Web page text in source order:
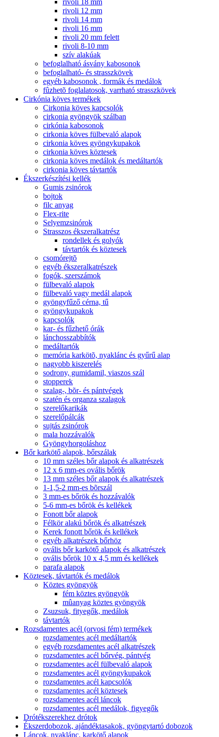
rivoli 18 mm
rivoli 12 mm
rivoli 14 mm
rivoli 16 mm
rivoli 20 mm felett
rivoli 8-10 mm
szív alakúak
befoglalható ásvány kabosonok
befoglalható- és strasszkövek
egyéb kabosonok , formák és medálok
fûzhetõ foglalatosok, varrható strasszkövek
Cirkónia köves termékek
Cirkonia köves kapcsolók
cirkonia gyöngyök szálban
cirkónia kabosonok
cirkonia köves fülbevaló alapok
cirkonia köves gyöngykupakok
cirkonia köves köztesek
cirkonia köves medálok és medáltartók
cirkonia köves távtartók
Ékszerkészítési kellék
Gumis zsinórok
bojtok
filc anyag
Flex-rite
Selyemzsinórok
Strasszos ékszeralkatrész
rondellek és golyók
távtartók és köztesek
csomórejtõ
egyéb ékszeralkatrészek
fogók, szerszámok
fülbevaló alapok
fülbevaló vagy medál alapok
gyöngyfűző cérna, tű
gyöngykupakok
kapcsolók
kar- és fűzhető órák
lánchosszabbítók
medáltartók
memória karkötõ, nyaklánc és gyűrű alap
nagyobb kiszerelés
sodrony, gumidamil, viaszos szál
stopperek
szalag-, bõr- és pántvégek
szatén és organza szalagok
szerelőkarikák
szerelőpálcák
sujtás zsinórok
mala hozzávalók
Gyöngyhorgoláshoz
Bőr karkötő alapok, bőrszálak
10 mm széles bőr alapok és alkatrészek
12 x 6 mm-es ovális bőrök
13 mm széles bőr alapok és alkatrészek
1-1,5-2 mm-es bõrszál
3 mm-es bőrök és hozzávalók
5-6 mm-es bőrök és kellékek
Fonott bőr alapok
Félkör alakú bőrök és alkatrészek
Kerek fonott bőrök és kellékek
egyéb alkatrészek bőrhöz
ovális bőr karkötő alapok és alkatrészek
ovális bőrök 10 x 4,5 mm és kellékek
parafa alapok
Köztesek, távtartók és medálok
Köztes gyöngyök
fém köztes gyöngyök
mûanyag köztes gyöngyök
Zsuzsuk, fityegők, medálok
távtartók
Rozsdamentes acél (orvosi fém) termékek
rozsdamentes acél medáltartók
egyéb rozsdamentes acél alkatrészek
rozsdamentes acél bőrvég, pántvég
rozsdamentes acél fülbevaló alapok
rozsdamentes acél gyöngykupakok
rozsdamentes acél kapcsolók
rozsdamentes acél köztesek
rozsdamentes acél láncok
rozsdamentes acél medálok, figyegők
Drótékszerekhez drótok
Ékszerdobozok, ajándéktasakok, gyöngytartó dobozok
Láncok, nyaklánc, karkötő alapok